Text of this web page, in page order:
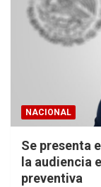
NACIONAL
Se presenta
la audiencia
preventiva